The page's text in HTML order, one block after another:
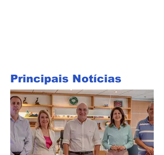
Principais Notícias